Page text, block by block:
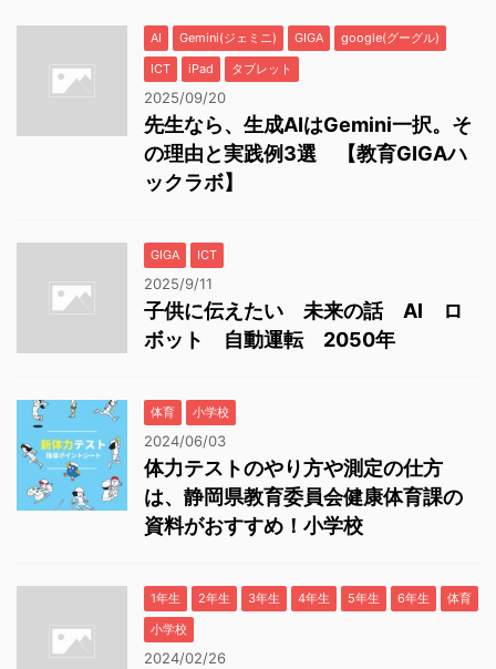
AI Gemini(ジェミニ) GIGA
google(グーグル)
ICT
iPad タブレット
2025/09/20
先生なら、生成AIはGemini一択。そ
の理由と実践例3選 【教育GIGAハ
ックラボ】
GIGA ICT
2025/9/11
子供に伝えたい 未来の話 AI ロ
ボット 自動運転 2050年
体育 小学校
2024/06/03
体力テストのやり方や測定の仕方
は、静岡県教育委員会健康体育課の
資料がおすすめ！小学校
1年生 2年生 3年生 4年生 5年生 6年生
体育
小学校
2024/02/26